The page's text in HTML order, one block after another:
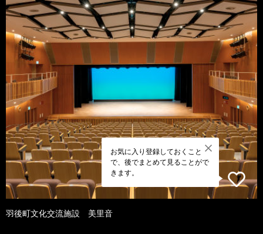
お気に入り登録しておくこと
で、後でまとめて見ることがで
きます。
羽後町文化交流施設 美里音